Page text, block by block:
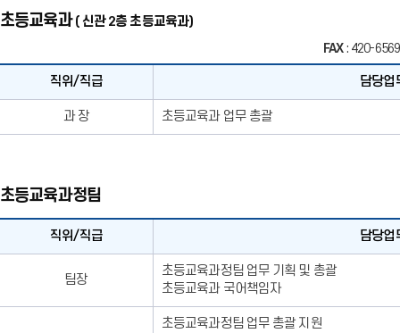
초등교육과( 신관 2층 초등교육과)
FAX: 420-6569
름,
담
업
화
직위/직급 담당업
과 장 초등교육과 업무 총괄
초등교육과정팀
직위/직급 담당업
팀장
초등교육과정팀 업무 기획 및 총괄
초등교육과 국어책임자
초등교육과정팀 업무 총괄 지원